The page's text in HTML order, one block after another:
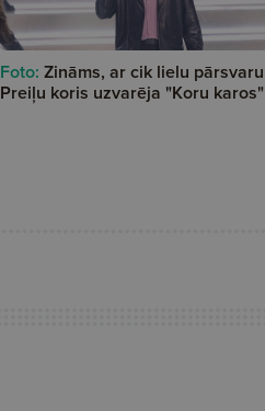
Foto: Zināms, ar cik lielu pārsvaru
Preiļu koris uzvarēja "Koru karos"